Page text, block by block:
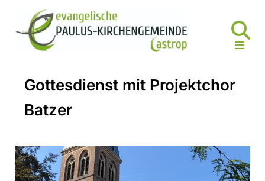
Gottesdienst mit Projektchor
Batzer